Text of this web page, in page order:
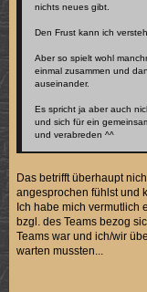
nichts neues gibt.
Den Frust kann ich
Aber so spielt wohl
einmal zusammen und
auseinander.
Es spricht ja aber auch
und sich für ein
und verabreden ^^
Das betrifft überhaupt
angesprochen fühlst und
Ich habe mich vermutlich
bzgl. des Teams bezog
Teams war und ich/wir
warten mussten...